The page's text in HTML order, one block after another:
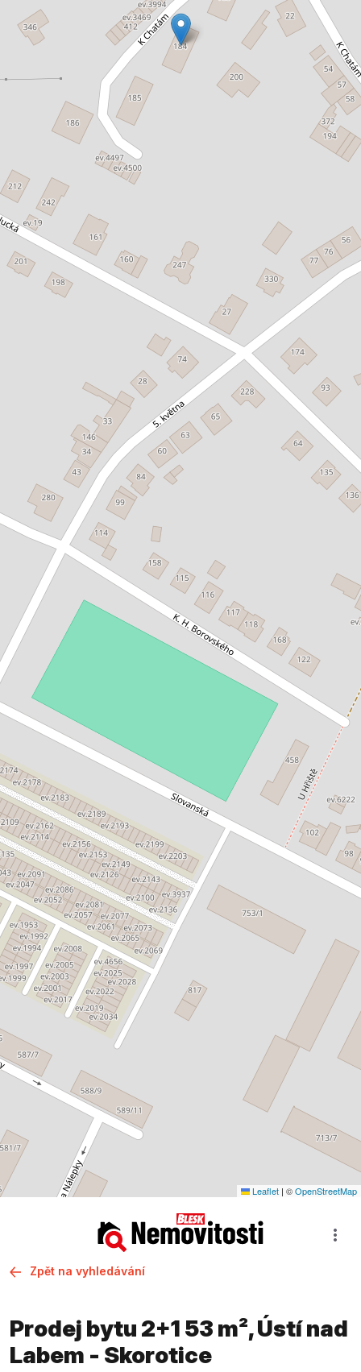
Leaflet | ©OpenStreetMap
Zpět na vyhledávání
Prodej bytu 2+1 53 m², Ústí nad
Labem - Skorotice